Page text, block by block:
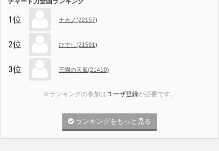
1位 ナカノ(22157)
2位 ひでし(21591)
3位 三園の天風(21410)
※ランキングの参加はユーザ登録が必要です。
ランキングをもっと見る